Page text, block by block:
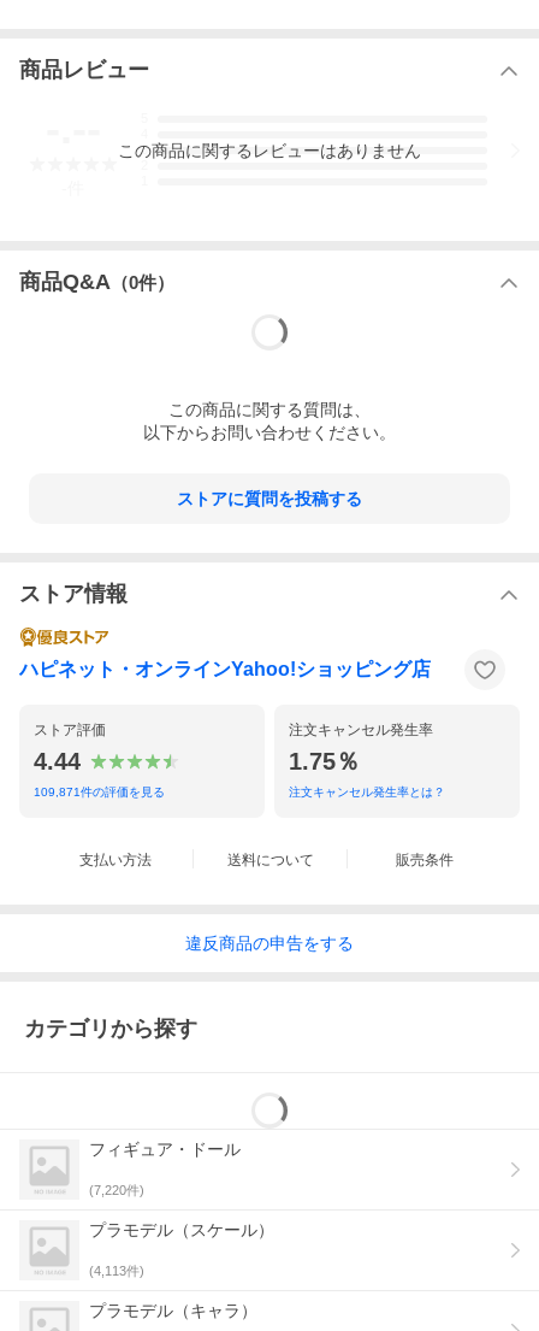
関連リンク
ガンプラ
その他
■各機は機体の持つ特徴を反映したゲーム設定を持ち、原作ストー
ーションなど、作品の追体験や独自のバトルを楽しむことが可
能。
で、世界に一つの機体で遊ぶことができる。
るテーブルトップゲームジャンル全体の総称です。
商品レビュー
3
この商品に関するレビューはありません
商品Q&A （0件）
この商品に関する質問は、
以下からお問い合わせください。
ストアに質問を投稿する
ストア情報
ハピネット・オンラインYahoo!ショッピング店
ストア評価
4.44
109,871件の評価を見る
注文キャンセル発生率
1.75％
注文キャンセル発生率とは？
支払い方法 送料について 販売条件
違反商品の申告をする
カテゴリから探す
フィギュア・ドール
(7,220件)
プラモデル（スケール）
(4,113件)
プラモデル（キャラ）